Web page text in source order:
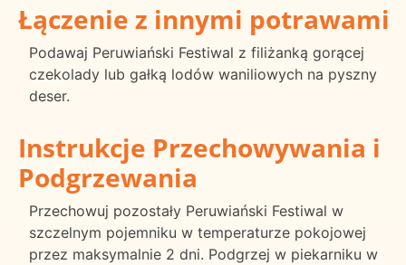
Łączenie z innymi potrawami
Podawaj Peruwiański Festiwal z filiżanką gorącej
czekolady lub gałką lodów waniliowych na pyszny
deser.
Instrukcje Przechowywania i
Podgrzewania
Przechowuj pozostały Peruwiański Festiwal w
szczelnym pojemniku w temperaturze pokojowej
przez maksymalnie 2 dni. Podgrzej w piekarniku w